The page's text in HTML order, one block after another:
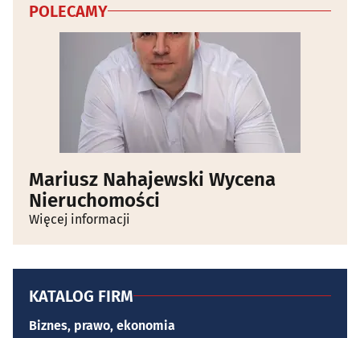
POLECAMY
Mariusz Nahajewski Wycena
Nieruchomości
Więcej informacji
KATALOG FIRM
Biznes, prawo, ekonomia